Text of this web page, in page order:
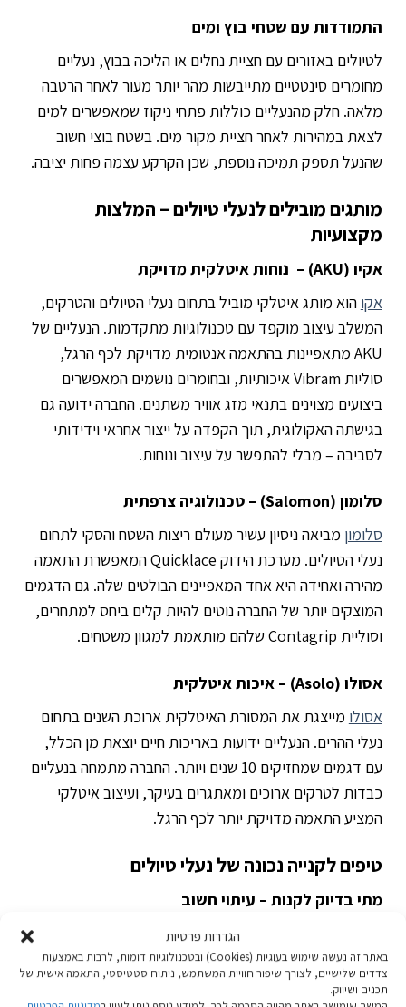
הגדרות פרטיות
באתר זה נעשה שימוש בעוגיות (Cookies) ובטכנולוגיות דומות, לרבות באמצעות
צדדים שלישיים, לצורך שיפור חוויית המשתמש, ניתוח סטטיסטי, התאמה אישית של
תכנים ושיווק.
התמודדות עם שטחי בוץ ומים
לטיולים באזורים עם חציית נחלים או הליכה בבוץ, נעליים
מחומרים סינטטיים מתייבשות מהר יותר מעור לאחר הרטבה
מלאה. חלק מהנעליים כוללות פתחי ניקוז שמאפשרים למים
לצאת במהירות לאחר חציית מקור מים. בשטח בוצי חשוב
שהנעל תספק תמיכה נוספת, שכן הקרקע עצמה פחות יציבה.
מותגים מובילים לנעלי טיולים – המלצות
מקצועיות
אקיו (AKU) – נוחות איטלקית מדויקת
אקו הוא מותג איטלקי מוביל בתחום נעלי הטיולים והטרקים,
המשלב עיצוב מוקפד עם טכנולוגיות מתקדמות. הנעליים של
AKU מתאפיינות בהתאמה אנטומית מדויקת לכף הרגל,
סוליות Vibram איכותיות, ובחומרים נושמים המאפשרים
ביצועים מצוינים בתנאי מזג אוויר משתנים. החברה ידועה גם
בגישתה האקולוגית, תוך הקפדה על ייצור אחראי וידידותי
לסביבה – מבלי להתפשר על עיצוב ונוחות.
סלומון (Salomon) – טכנולוגיה צרפתית
סלומון מביאה ניסיון עשיר מעולם ריצות השטח והסקי לתחום
נעלי הטיולים. מערכת הידוק Quicklace המאפשרת התאמה
מהירה ואחידה היא אחד המאפיינים הבולטים שלה. גם הדגמים
המוצקים יותר של החברה נוטים להיות קלים ביחס למתחרים,
וסוליית Contagrip שלהם מותאמת למגוון משטחים.
אסולו (Asolo) – איכות איטלקית
אסולו מייצגת את המסורת האיטלקית ארוכת השנים בתחום
נעלי ההרים. הנעליים ידועות באריכות חיים יוצאת מן הכלל,
עם דגמים שמחזיקים 10 שנים ויותר. החברה מתמחה בנעליים
כבדות לטרקים ארוכים ומאתגרים בעיקר, ועיצוב איטלקי
המציע התאמה מדויקת יותר לכף הרגל.
טיפים לקנייה נכונה של נעלי טיולים
מתי בדיוק לקנות – עיתוי חשוב
קנו בסוף היום כשכפות הרגליים מתנפחות. חפשו מבצעי סוף
עונה בחנויות מטיילים או באתרים מקוונים. רכשו את הנעליים
לפחות חודש לפני טיול משמעותי, כדי לאפשר שבירה